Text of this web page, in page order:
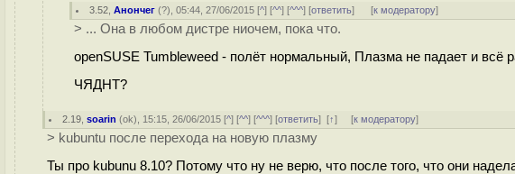
3.52 ,Анончег (?), 05:44, 27/06/2015 [^] [^^] [^^^] [ответить] [к модератору]
> ... Она в любом дистре ниочем, пока что.
openSUSE Tumbleweed - полёт нормальный, Плазма не падает и всё
ЧЯДНТ?
2.19 ,soarin (ok), 15:15, 26/06/2015 [^] [^^] [^^^] [ответить][↑] [к модератору]
> kubuntu после перехода на новую плазму
Ты про kubunu 8.10? Потому что ну не верю, что после того, что они